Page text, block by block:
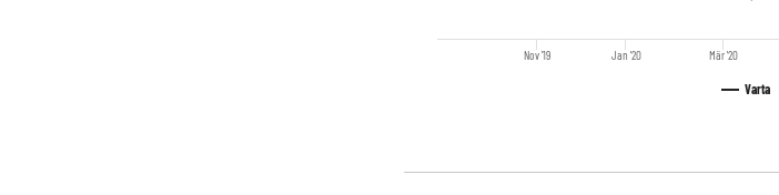
Varta
Nov '19 Jan '20 Mär '20